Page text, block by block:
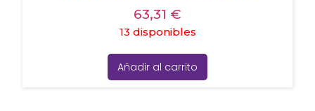
63,31 €
13 disponibles
Añadir al carrito